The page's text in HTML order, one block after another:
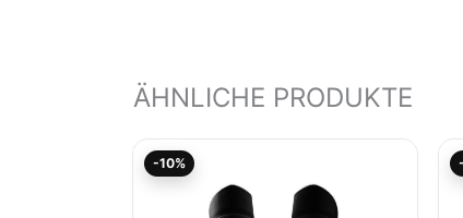
ÄHNLICHE PRODUKTE
-10%
war:
25,91€
ist:
23,31€.